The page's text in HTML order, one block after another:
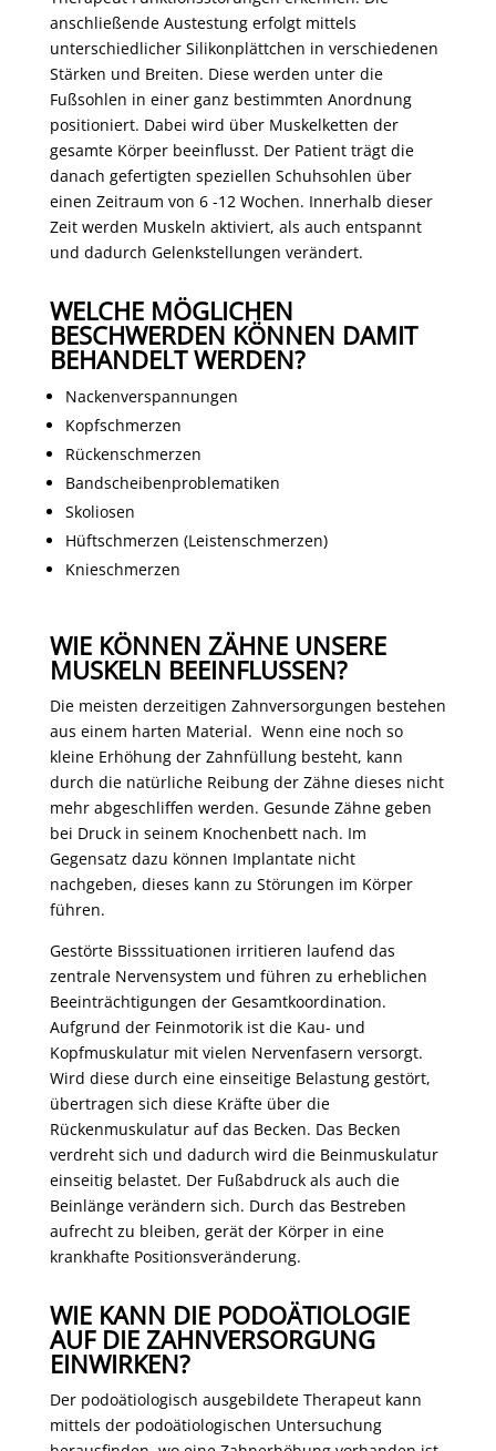
anschließende Austestung erfolgt mittels
unterschiedlicher Silikonplättchen in verschiedenen
Stärken und Breiten. Diese werden unter die
Fußsohlen in einer ganz bestimmten Anordnung
positioniert. Dabei wird über Muskelketten der
gesamte Körper beeinflusst. Der Patient trägt die
danach gefertigten speziellen Schuhsohlen über
einen Zeitraum von 6 -12 Wochen. Innerhalb dieser
Zeit werden Muskeln aktiviert, als auch entspannt
und dadurch Gelenkstellungen verändert.
WELCHE MÖGLICHEN
BESCHWERDEN KÖNNEN DAMIT
BEHANDELT WERDEN?
Nackenverspannungen
Kopfschmerzen
Rückenschmerzen
Bandscheibenproblematiken
Skoliosen
Hüftschmerzen (Leistenschmerzen)
Knieschmerzen
WIE KÖNNEN ZÄHNE UNSERE
MUSKELN BEEINFLUSSEN?
Die meisten derzeitigen Zahnversorgungen bestehen
aus einem harten Material. Wenn eine noch so
kleine Erhöhung der Zahnfüllung besteht, kann
durch die natürliche Reibung der Zähne dieses nicht
mehr abgeschliffen werden. Gesunde Zähne geben
bei Druck in seinem Knochenbett nach. Im
Gegensatz dazu können Implantate nicht
nachgeben, dieses kann zu Störungen im Körper
führen.
Gestörte Bisssituationen irritieren laufend das
zentrale Nervensystem und führen zu erheblichen
Beeinträchtigungen der Gesamtkoordination.
Aufgrund der Feinmotorik ist die Kau- und
Kopfmuskulatur mit vielen Nervenfasern versorgt.
Wird diese durch eine einseitige Belastung gestört,
übertragen sich diese Kräfte über die
Rückenmuskulatur auf das Becken. Das Becken
verdreht sich und dadurch wird die Beinmuskulatur
einseitig belastet. Der Fußabdruck als auch die
Beinlänge verändern sich. Durch das Bestreben
aufrecht zu bleiben, gerät der Körper in eine
krankhafte Positionsveränderung.
WIE KANN DIE PODOÄTIOLOGIE
AUF DIE ZAHNVERSORGUNG
EINWIRKEN?
Der podoätiologisch ausgebildete Therapeut kann
mittels der podoätiologischen Untersuchung